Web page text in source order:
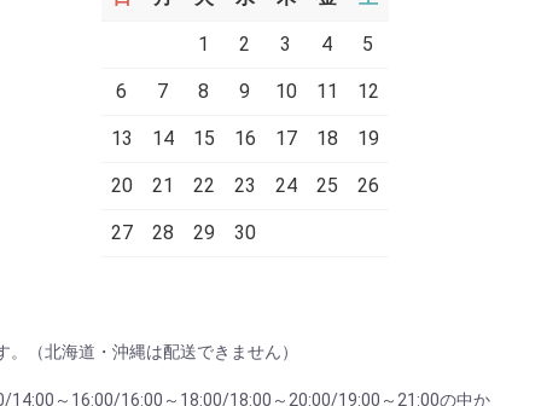
1 2 3 4 5
6 7 8 9 10 11 12
13 14 15 16 17 18 19
20 21 22 23 24 25 26
27 28 29 30
（北海道・沖縄は配送できません）
14:00～16:00/16:00～18:00/18:00～20:00/19:00～21:00の中か